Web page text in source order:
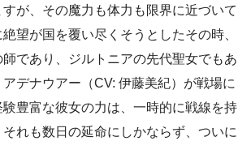
が、その魔力も体力も限界に近づいて
望が国を覆い尽くそうとしたその時、
であり、ジルトニアの先代聖女でもあ
デナウアー（CV: 伊藤美紀）が戦場に
豊富な彼女の力は、一時的に戦線を持
れも数日の延命にしかならず、ついに